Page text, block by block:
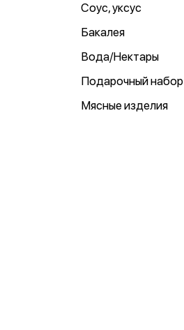
Соус, уксус
Бакалея
Вода/Нектары
Подарочный набор
Мясные изделия